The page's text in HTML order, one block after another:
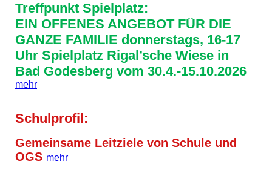
Treffpunkt Spielplatz:
EIN OFFENES ANGEBOT FÜR DIE
GANZE FAMILIE donnerstags, 16-17
Uhr Spielplatz Rigal’sche Wiese in
Bad Godesberg vom 30.4.-15.10.2026
mehr
Schulprofil:
Gemeinsame Leitziele von Schule und
OGS mehr